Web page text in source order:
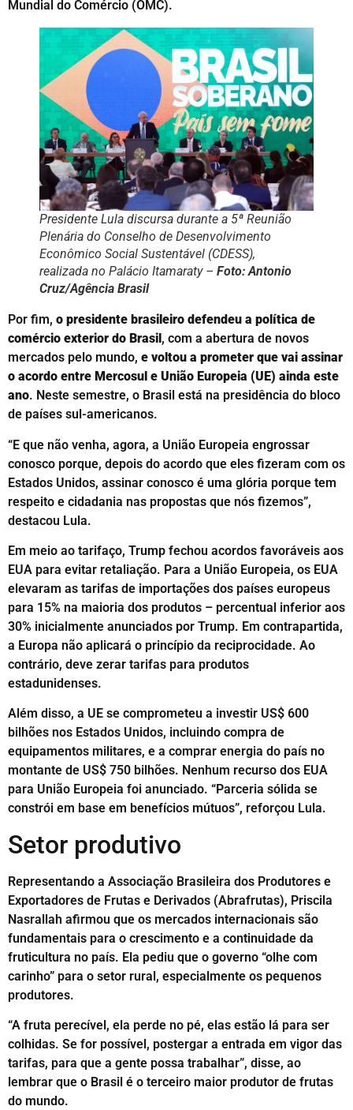
Mundial do Comércio (OMC).
Presidente Lula discursa durante a 5ª Reunião
Plenária do Conselho de Desenvolvimento
Econômico Social Sustentável (CDESS),
realizada no Palácio Itamaraty – Foto: Antonio
Cruz/Agência Brasil
Por fim, o presidente brasileiro defendeu a política de
comércio exterior do Brasil, com a abertura de novos
mercados pelo mundo, e voltou a prometer que vai assinar
o acordo entre Mercosul e União Europeia (UE) ainda este
ano. Neste semestre, o Brasil está na presidência do bloco
de países sul-americanos.
“E que não venha, agora, a União Europeia engrossar
conosco porque, depois do acordo que eles fizeram com os
Estados Unidos, assinar conosco é uma glória porque tem
respeito e cidadania nas propostas que nós fizemos”,
destacou Lula.
Em meio ao tarifaço, Trump fechou acordos favoráveis aos
EUA para evitar retaliação. Para a União Europeia, os EUA
elevaram as tarifas de importações dos países europeus
para 15% na maioria dos produtos – percentual inferior aos
30% inicialmente anunciados por Trump. Em contrapartida,
a Europa não aplicará o princípio da reciprocidade. Ao
contrário, deve zerar tarifas para produtos
estadunidenses.
Além disso, a UE se comprometeu a investir US$ 600
bilhões nos Estados Unidos, incluindo compra de
equipamentos militares, e a comprar energia do país no
montante de US$ 750 bilhões. Nenhum recurso dos EUA
para União Europeia foi anunciado. “Parceria sólida se
constrói em base em benefícios mútuos”, reforçou Lula.
Setor produtivo
Representando a Associação Brasileira dos Produtores e
Exportadores de Frutas e Derivados (Abrafrutas), Priscila
Nasrallah afirmou que os mercados internacionais são
fundamentais para o crescimento e a continuidade da
fruticultura no país. Ela pediu que o governo “olhe com
carinho” para o setor rural, especialmente os pequenos
produtores.
“A fruta perecível, ela perde no pé, elas estão lá para ser
colhidas. Se for possível, postergar a entrada em vigor das
tarifas, para que a gente possa trabalhar”, disse, ao
lembrar que o Brasil é o terceiro maior produtor de frutas
do mundo.